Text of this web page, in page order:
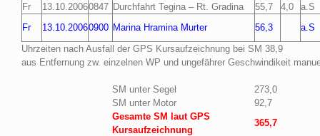
Fr
13.10.20060847 Durchfahrt Tegina – Rt. Gradina 55,7 4,0
a.S
Fr
13.10.20060900 Marina Hramina Murter 56,3
a.S
Uhrzeiten nach Ausfall der GPS Kursaufzeichnung bei SM 38,9
aus Entfernung zw. einzelnen WP und ungefährer Geschwindikeit
SM unter Segel
273,0
SM unter Motor
92,7
Gesamte SM laut GPS
Kursaufzeichnung
365,7